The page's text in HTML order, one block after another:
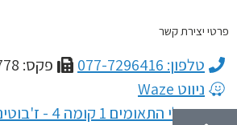
יצירת קשר
טלפון: 077-7296416
פקס: 03-6484778
ניווט Waze